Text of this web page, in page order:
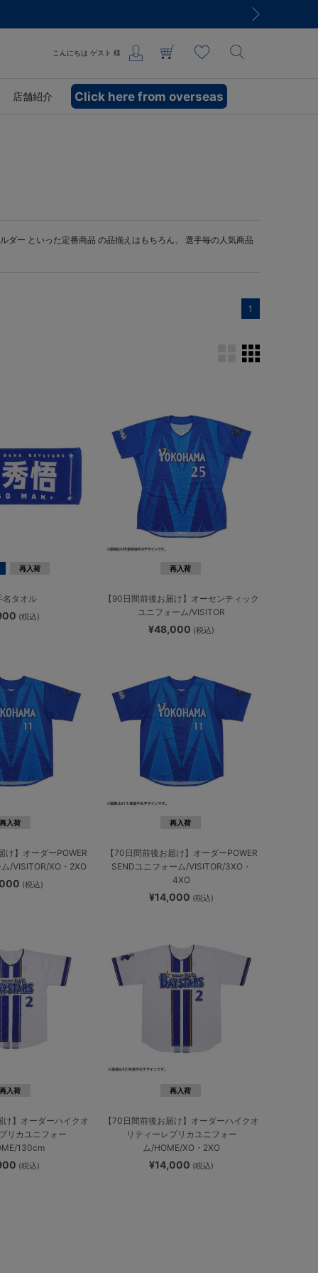
こんにちは ゲスト 様
店舗紹介 Click here from overseas
ダー といった定番商品 の品揃えはもちろん、 選手毎の人気商品
1
再入荷
名タオル
(税込)
再入荷
【90日間前後お届け】オーセンティック
ユニフォーム/VISITOR
¥48,000 (税込)
再入荷
け】オーダーPOWER
/VISITOR/XO・2XO
(税込)
再入荷
【70日間前後お届け】オーダーPOWER
SENDユニフォーム/VISITOR/3XO・
4XO
¥14,000 (税込)
再入荷
】オーダーハイクオ
リカユニフォー
130cm
(税込)
再入荷
【70日間前後お届け】オーダーハイクオ
リティーレプリカユニフォー
ム/HOME/XO・2XO
¥14,000 (税込)